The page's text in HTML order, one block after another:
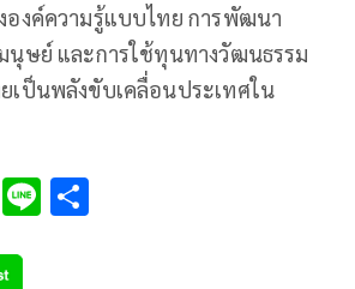
องค์ความรู้แบบไทย การพัฒนา
นุษย์ และการใช้ทุนทางวัฒนธรรม
เป็นพลังขับเคลื่อนประเทศใน
C Li